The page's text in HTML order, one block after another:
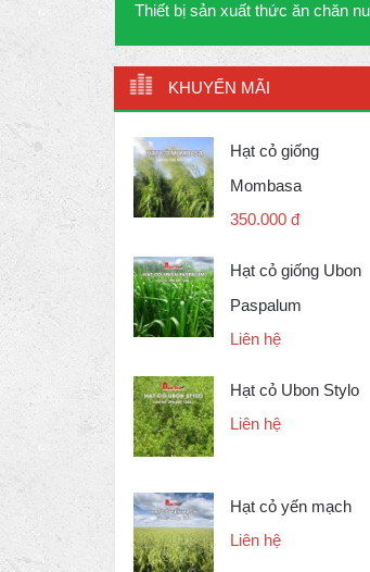
Thiết bị sản xuất thức ăn chăn
KHUYẾN MÃI
Hạt cỏ giống
Mombasa
350.000 đ
Hạt cỏ giống Ubon
Paspalum
Liên hệ
Hạt cỏ Ubon Stylo
Liên hệ
Hạt cỏ yến mạch
Liên hệ